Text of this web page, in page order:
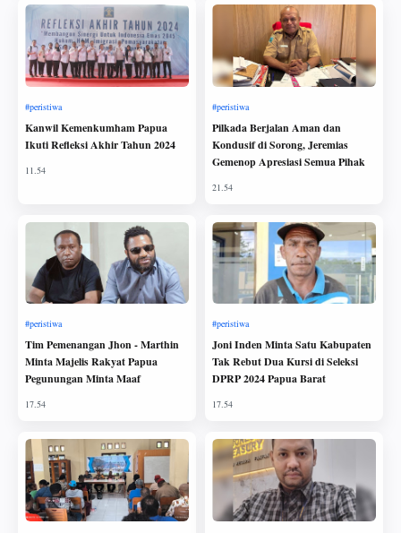
Kanwil Kemenkumham Papua
Ikuti Refleksi Akhir Tahun 2024
Pilkada Berjalan Aman dan
Kondusif di Sorong, Jeremias
Gemenop Apresiasi Semua Pihak
Tim Pemenangan Jhon - Marthin
Minta Majelis Rakyat Papua
Pegunungan Minta Maaf
Joni Inden Minta Satu Kabupaten
Tak Rebut Dua Kursi di Seleksi
DPRP 2024 Papua Barat